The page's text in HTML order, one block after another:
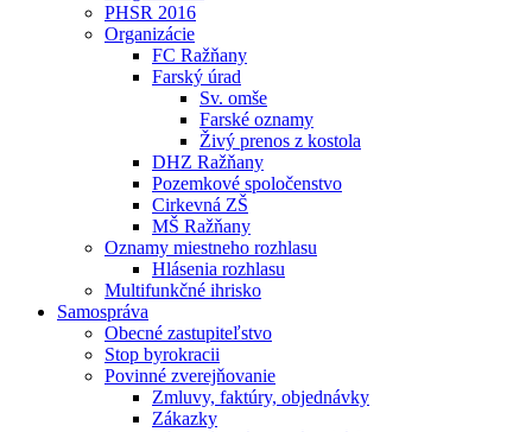
PHSR 2016
Organizácie
FC Ražňany
Farský úrad
Sv. omše
Farské oznamy
Živý prenos z kostola
DHZ Ražňany
Pozemkové spoločenstvo
Cirkevná ZŠ
MŠ Ražňany
Oznamy miestneho rozhlasu
Hlásenia rozhlasu
Multifunkčné ihrisko
Samospráva
Obecné zastupiteľstvo
Stop byrokracii
Povinné zverejňovanie
Zmluvy, faktúry, objednávky
Zákazky